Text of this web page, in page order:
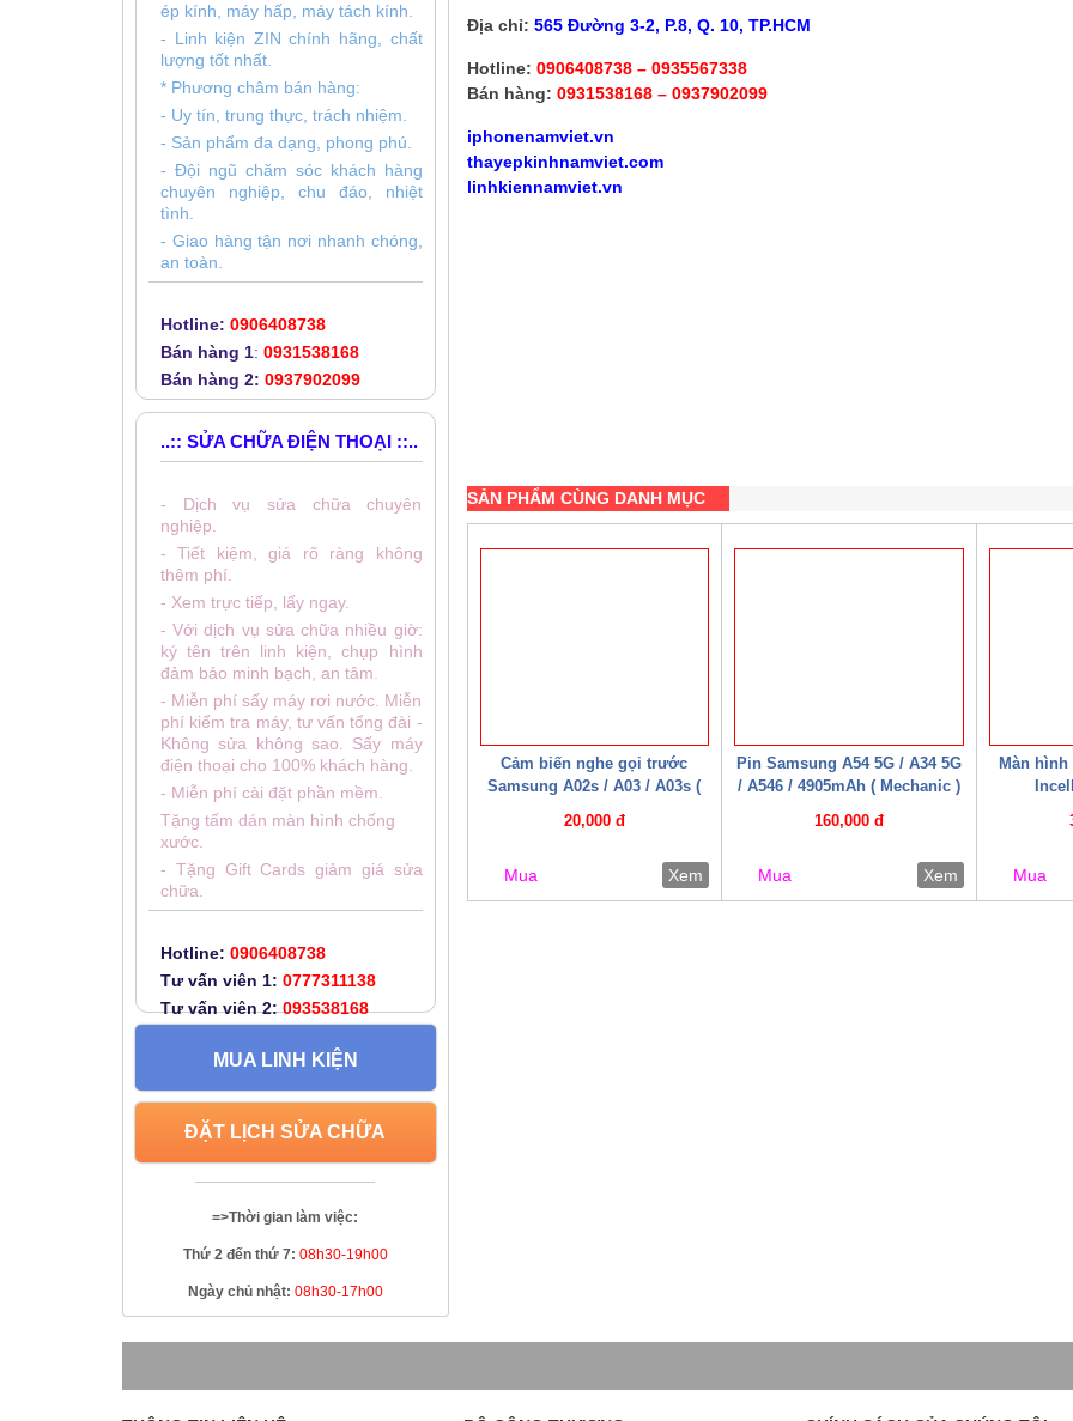
Địa chỉ: 565 Đường 3-2, P.8, Q. 10, TP.HCM
Hotline: 0906408738 – 0935567338
Bán hàng: 0931538168 – 0937902099
iphonenamviet.vn
thayepkinhnamviet.com
linhkiennamviet.vn
SẢN PHẨM CÙNG DANH MỤC
Cảm biến nghe gọi trước
Samsung A02s / A03 / A03s (
20,000 đ
Mua Xem
Pin Samsung A54 5G / A34 5G
/ A546 / 4905mAh ( Mechanic )
160,000 đ
Mua Xem
Màn hình
Mua
ép kính, máy hấp, máy tách kính.
- Linh kiện ZIN chính hãng, chất
lượng tốt nhất.
* Phương châm bán hàng:
- Uy tín, trung thực, trách nhiệm.
- Sản phẩm đa dạng, phong phú.
- Đội ngũ chăm sóc khách hàng
chuyên nghiệp, chu đáo, nhiệt
tình.
- Giao hàng tận nơi nhanh chóng,
an toàn.
Hotline: 0906408738
Bán hàng 1: 0931538168
Bán hàng 2: 0937902099
..:: SỬA CHỮA ĐIỆN THOẠI ::..
- Dịch vụ sửa chữa chuyên
nghiệp.
- Tiết kiệm, giá rõ ràng không
thêm phí.
- Xem trực tiếp, lấy ngay.
- Với dịch vụ sửa chữa nhiều giờ:
ký tên trên linh kiện, chụp hình
đảm bảo minh bạch, an tâm.
- Miễn phí sấy máy rơi nước. Miễn
phí kiểm tra máy, tư vấn tổng đài -
Không sửa không sao. Sấy máy
điện thoại cho 100% khách hàng.
- Miễn phí cài đặt phần mềm.
Tặng tấm dán màn hình chống
xước.
- Tặng Gift Cards giảm giá sửa
chữa.
Hotline: 0906408738
Tư vấn viên 1: 0777311138
Tư vấn viên 2: 093538168
MUA LINH KIỆN
ĐẶT LỊCH SỬA CHỮA
=>Thời gian làm việc:
Thứ 2 đến thứ 7: 08h30-19h00
Ngày chủ nhật: 08h30-17h00